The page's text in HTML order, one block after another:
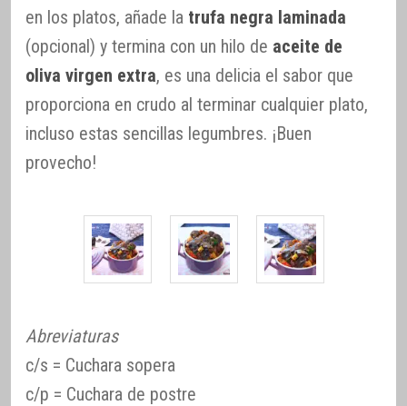
en los platos, añade la trufa negra laminada
(opcional) y termina con un hilo de aceite de
oliva virgen extra, es una delicia el sabor que
proporciona en crudo al terminar cualquier plato,
incluso estas sencillas legumbres. ¡Buen
provecho!
Abreviaturas
c/s = Cuchara sopera
c/p = Cuchara de postre